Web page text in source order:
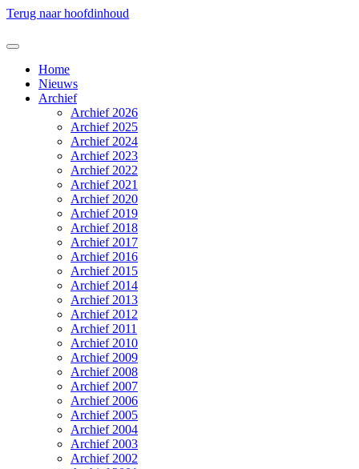
Terug naar hoofdinhoud
Home
Nieuws
Archief
Archief 2026
Archief 2025
Archief 2024
Archief 2023
Archief 2022
Archief 2021
Archief 2020
Archief 2019
Archief 2018
Archief 2017
Archief 2016
Archief 2015
Archief 2014
Archief 2013
Archief 2012
Archief 2011
Archief 2010
Archief 2009
Archief 2008
Archief 2007
Archief 2006
Archief 2005
Archief 2004
Archief 2003
Archief 2002